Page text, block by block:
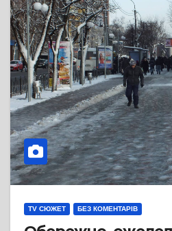
TV СЮЖЕТ БЕЗ КОМЕНТАРІВ